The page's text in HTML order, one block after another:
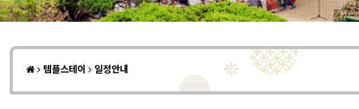
템플스테이 일정안내